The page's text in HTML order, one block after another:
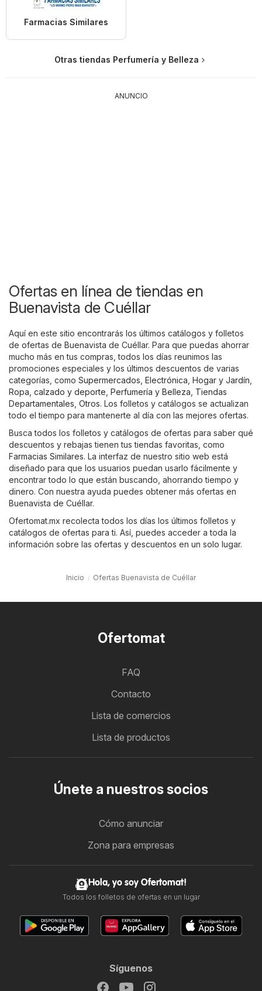
Farmacias Similares
Otras tiendas Perfumería y Belleza
ANUNCIO
Ofertas en línea de tiendas en
Buenavista de Cuéllar
Aquí en este sitio encontrarás los últimos catálogos y folletos
de ofertas de Buenavista de Cuéllar. Para que puedas ahorrar
mucho más en tus compras, todos los días reunimos las
promociones especiales y los últimos descuentos de varias
categorías, como Supermercados Electrónica Hogar y Jardín
Ropa, calzado y deporte Perfumería y Belleza Tiendas
Departamentales Otros. Los folletos y catálogos se actualizan
todo el tiempo para mantenerte al día con las mejores ofertas.
Busca todos los folletos y catálogos de ofertas para saber qué
descuentos y rebajas tienen tus tiendas favoritas, como
Farmacias Similares. La interfaz de nuestro sitio web está
diseñado para que los usuarios puedan usarlo fácilmente y
encontrar todo lo que están buscando, ahorrando tiempo y
dinero. Con nuestra ayuda puedes obtener más ofertas en
Buenavista de Cuéllar.
Ofertomat.mx recolecta todos los días los últimos folletos y
catálogos de ofertas para ti. Así, puedes acceder a toda la
información sobre las ofertas y descuentos en un solo lugar.
Inicio Ofertas Buenavista de Cuéllar
Ofertomat
FAQ
Contacto
Lista de comercios
Lista de productos
Únete a nuestros socios
Cómo anunciar
Zona para empresas
Hola, yo soy Ofertomat!
Todos los folletos de ofertas en un lugar
Síguenos